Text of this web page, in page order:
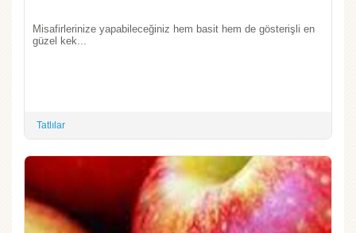
Misafirlerinize yapabileceğiniz hem basit hem de gösterişli en
güzel kek...
Tatlılar